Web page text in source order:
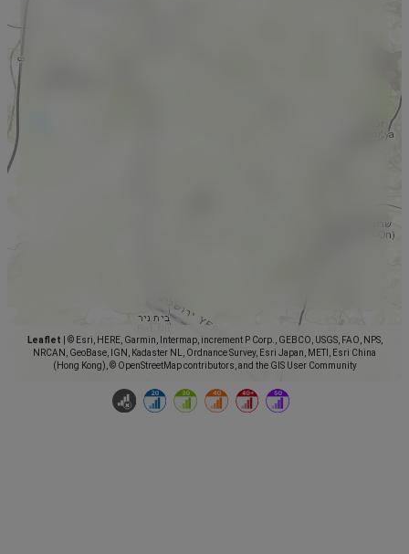
Leaflet
© Esri, HERE, Garmin, Intermap, increment P Corp., GEBCO, USGS, FAO, NPS,
NRCAN, GeoBase, IGN, Kadaster NL, Ordnance Survey, Esri Japan, METI, Esri China
(Hong Kong), © OpenStreetMap contributors, and the GIS User Community